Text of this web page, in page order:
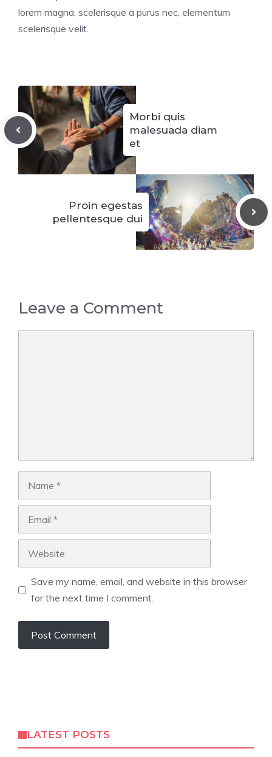
lorem magna, scelerisque a purus nec, elementum
scelerisque velit.
Morbi quis
malesuada diam
et
Proin egestas
pellentesque dui
Leave a Comment
Save my name, email, and website in this browser
for the next time I comment.
LATEST POSTS